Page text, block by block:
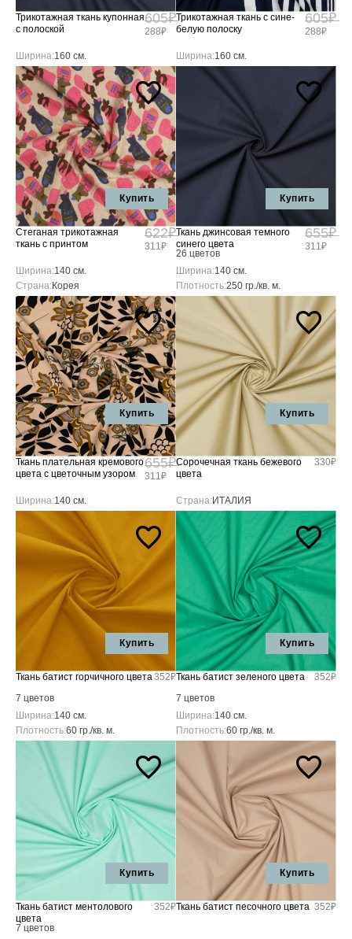
Трикотажная ткань купонная
с полоской
605₽
288₽
Ширина:160 см.
Трикотажная ткань с сине-
белую полоску
605₽
288₽
Ширина:160 см.
Купить
Стеганая трикотажная
ткань с принтом
622₽
311₽
Ширина:140 см.
Страна:Корея
Купить
Ткань джинсовая темного
синего цвета
26 цветов
655₽
311₽
Ширина:140 см.
Плотность:250 гр./кв. м.
Купить
Ткань плательная кремового
цвета с цветочным узором
655₽
311₽
Ширина:140 см.
Купить
Сорочечная ткань бежевого
цвета
330₽
Страна:ИТАЛИЯ
Купить
Ткань батист горчичного цвета
7 цветов
352₽
Ширина:140 см.
Плотность:60 гр./кв. м.
Купить
Ткань батист зеленого цвета
7 цветов
352₽
Ширина:140 см.
Плотность:60 гр./кв. м.
Купить
Ткань батист ментолового
цвета
7 цветов
352₽
Купить
Ткань батист песочного цвета 352₽